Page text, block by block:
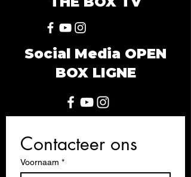
Social Media OPEN
BOX LIGNE
Contacteer ons
Voornaam *